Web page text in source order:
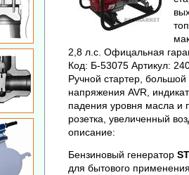
2,8 л.с. Офицальная
Код: Б-53075 Артикул:
Ручной стартер, большой
напряжения AVR,
падения уровня масла и
розетка, увеличенный
описание:
Бензиновый генератор
для бытового